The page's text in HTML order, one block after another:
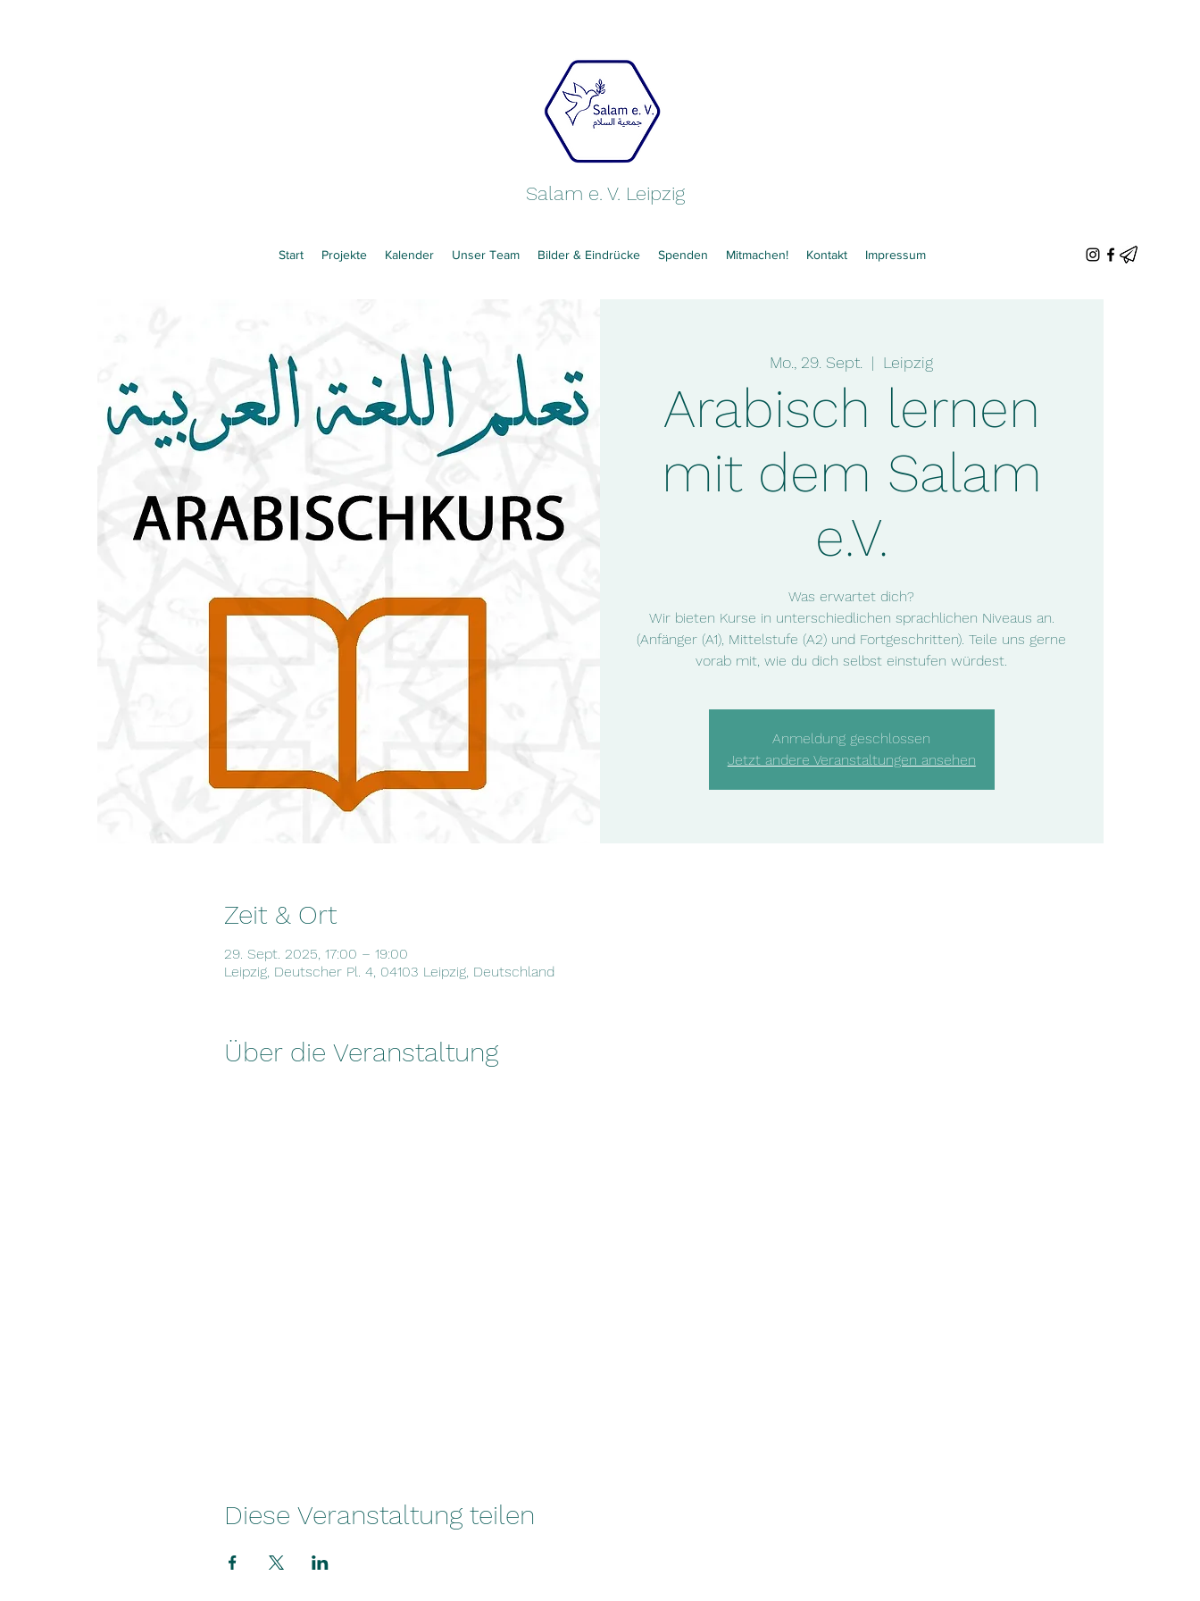
Salam e. V. Leipzig
Start Projekte Kalender Unser Team Bilder & Eindrücke Spenden Mitmachen! Kontakt Impressum
Mo., 29. Sept.
  |
Leipzig
Arabisch lernen
mit dem Salam
e.V.
Was erwartet dich?
Wir bieten Kurse in unterschiedlichen sprachlichen Niveaus an.
(Anfänger (A1), Mittelstufe (A2) und Fortgeschritten). Teile uns gerne
vorab mit, wie du dich selbst einstufen würdest.
Anmeldung geschlossen
Jetzt andere Veranstaltungen ansehen
Zeit & Ort
29. Sept. 2025, 17:00 – 19:00
Leipzig, Deutscher Pl. 4, 04103 Leipzig, Deutschland
Über die Veranstaltung
Diese Veranstaltung teilen